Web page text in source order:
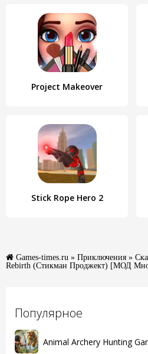
Популярное
Animal Archery Hunting
Project Makeover
Stick Rope Hero 2
Games-times.ru » Приключения »
Rebirth (Стикман Проджект) [МОД